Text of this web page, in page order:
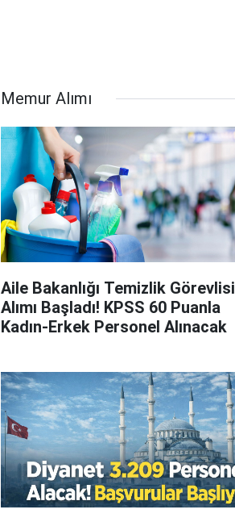
Memur Alımı
Aile Bakanlığı Temizlik Görevlisi
Alımı Başladı! KPSS 60 Puanla
Kadın-Erkek Personel Alınacak